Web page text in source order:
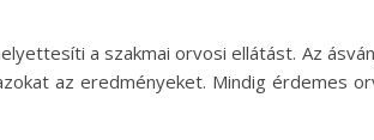
a szakmai orvosi ellátást. Az
az eredményeket. Mindig érdemes